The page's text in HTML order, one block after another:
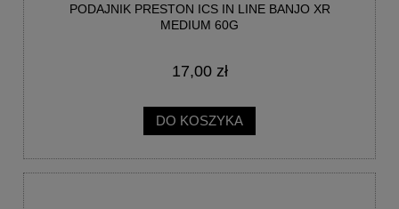
PODAJNIK PRESTON ICS IN LINE BANJO XR
MEDIUM 60G
17,00 zł
DO KOSZYKA